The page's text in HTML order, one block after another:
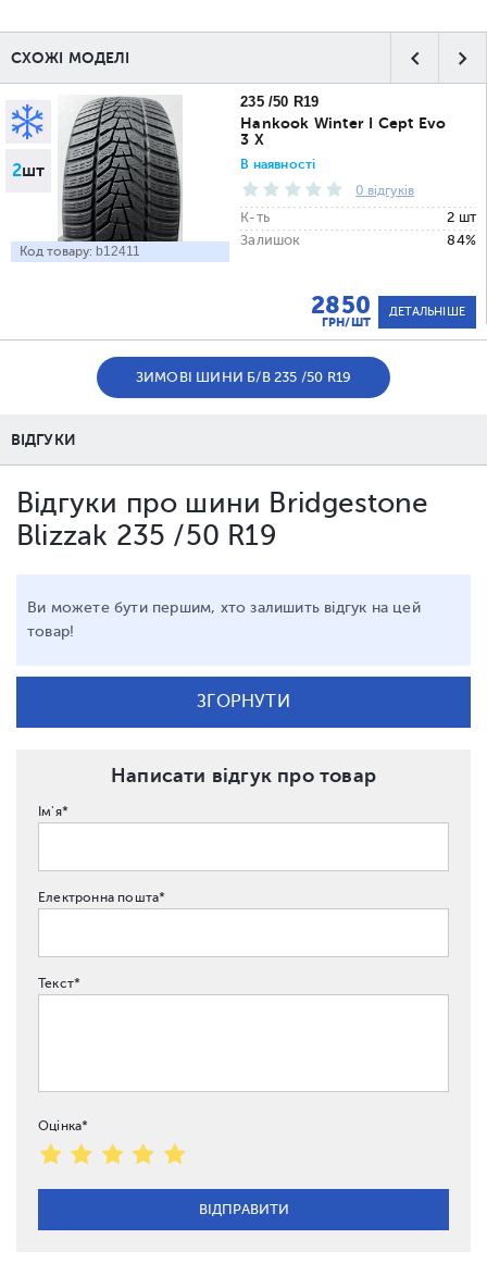
СХОЖІ МОДЕЛІ
2шт
Код товару: b12411
235 /50 R19
Hankook Winter I Cept Evo
3 X
В наявності
0 відгуків
К-ть
2 шт
Залишок
84%
2850
ГРН/ШТ
ДЕТАЛЬНІШЕ
ЗИМОВІ ШИНИ Б/В 235 /50 R19
ВІДГУКИ
Відгуки про шини Bridgestone
Blizzak 235 /50 R19
Ви можете бути першим, хто залишить відгук на цей
товар!
ЗГОРНУТИ
Написати відгук про товар
Ім'я*
Електронна пошта*
Текст*
Оцінка*